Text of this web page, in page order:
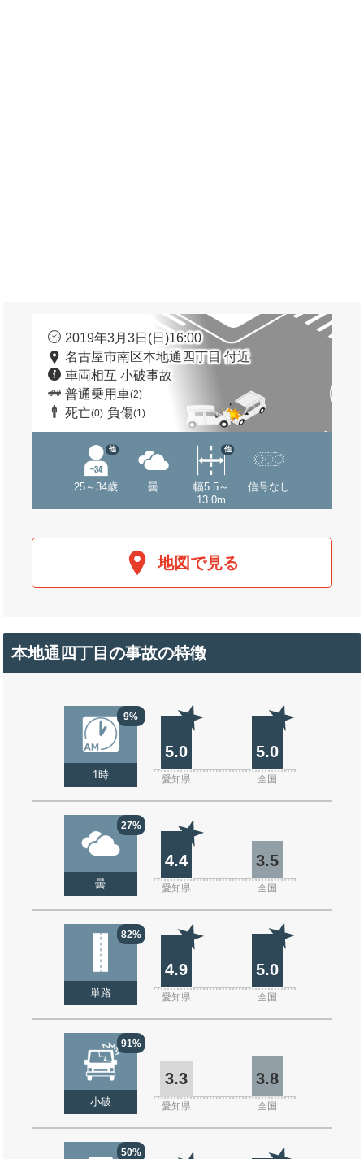
2019年3月3日(日)16:00
名古屋市南区本地通四丁目 付近
車両相互 小破事故
普通乗用車(2)
死亡(0) 負傷(1)
25～34歳
他
曇
幅5.5～
13.0m
他
信号なし
地図で見る
本地通四丁目の事故の特徴
9%
1時
5.0 5.0
愛知県 全国
27%
曇
4.4 3.5
愛知県 全国
82%
単路
4.9 5.0
愛知県 全国
91%
小破
3.3 3.8
愛知県 全国
50%